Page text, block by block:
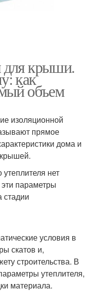
для крыши.
как
объем
изоляционной
прямое
дома и
нет
параметры
условия в
скатов и,
строительства. В
утеплителя,
материала.